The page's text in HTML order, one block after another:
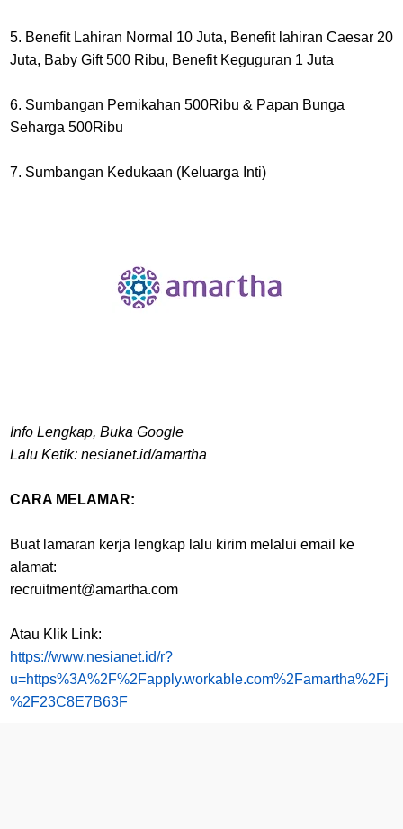
5. Benefit Lahiran Normal 10 Juta, Benefit lahiran Caesar 20
Juta, Baby Gift 500 Ribu, Benefit Keguguran 1 Juta
6. Sumbangan Pernikahan 500Ribu & Papan Bunga
Seharga 500Ribu
7. Sumbangan Kedukaan (Keluarga Inti)
Info Lengkap, Buka Google
Lalu Ketik: nesianet.id/amartha
CARA MELAMAR:
Buat lamaran kerja lengkap lalu kirim melalui email ke
alamat:
recruitment@amartha.com
Atau Klik Link:
https://www.nesianet.id/r?
u=https%3A%2F%2Fapply.workable.com%2Famartha%2Fj
%2F23C8E7B63F